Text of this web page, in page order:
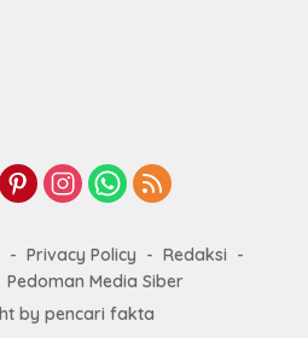
Privacy Policy
Redaksi
Pedoman Media Siber
by pencari fakta